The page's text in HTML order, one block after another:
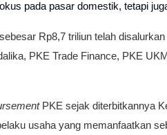
pada pasar domestik, tetapi
Rp8,7 triliun telah
PKE Trade Finance, PKE
PKE sejak diterbitkannya
usaha yang memanfaatkan